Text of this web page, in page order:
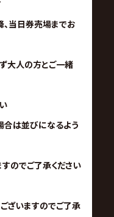
当日券売場までお
大人の方とご一緒
合は並びになるよう
のでご了承ください
ざいますのでご了承